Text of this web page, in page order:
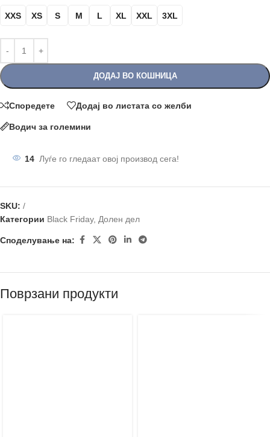
XXS XS S M L XL XXL 3XL
ДОДАЈ ВО КОШНИЦА
Споредете Додај во листата со желби
Водич за големини
14 Луѓе го гледаат овој производ сега!
SKU: /
Категории Black Friday, Долен дел
Споделување на:
Поврзани продукти